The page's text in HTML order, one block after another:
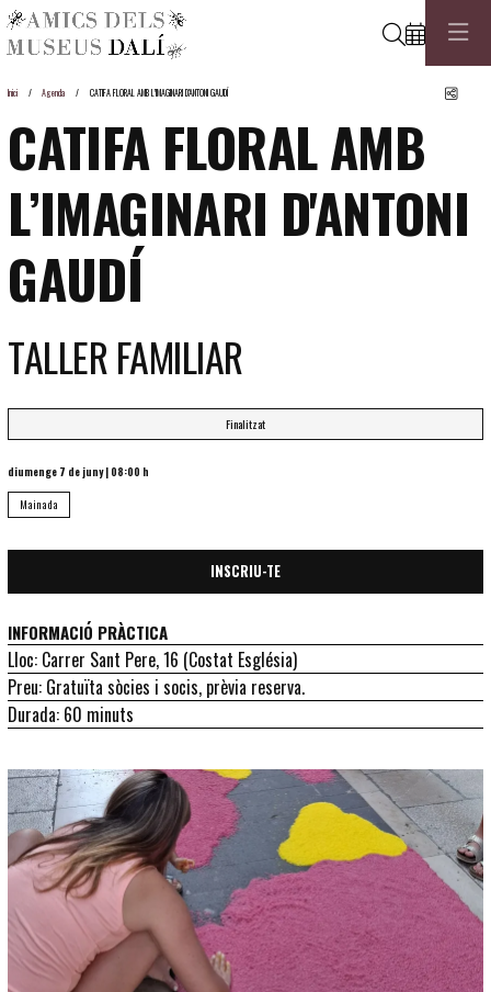
Cerca
Inici Agenda CATIFA FLORAL AMB L’IMAGINARI D'ANTONI GAUDÍ
CATIFA FLORAL AMB
L’IMAGINARI D'ANTONI
GAUDÍ
TALLER FAMILIAR
Finalitzat
diumenge 7 de juny| 08:00 h
Mainada
INSCRIU-TE
INFORMACIÓ PRÀCTICA
Lloc: Carrer Sant Pere, 16 (Costat Església)
Preu: Gratuïta sòcies i socis, prèvia reserva.
Durada: 60 minuts